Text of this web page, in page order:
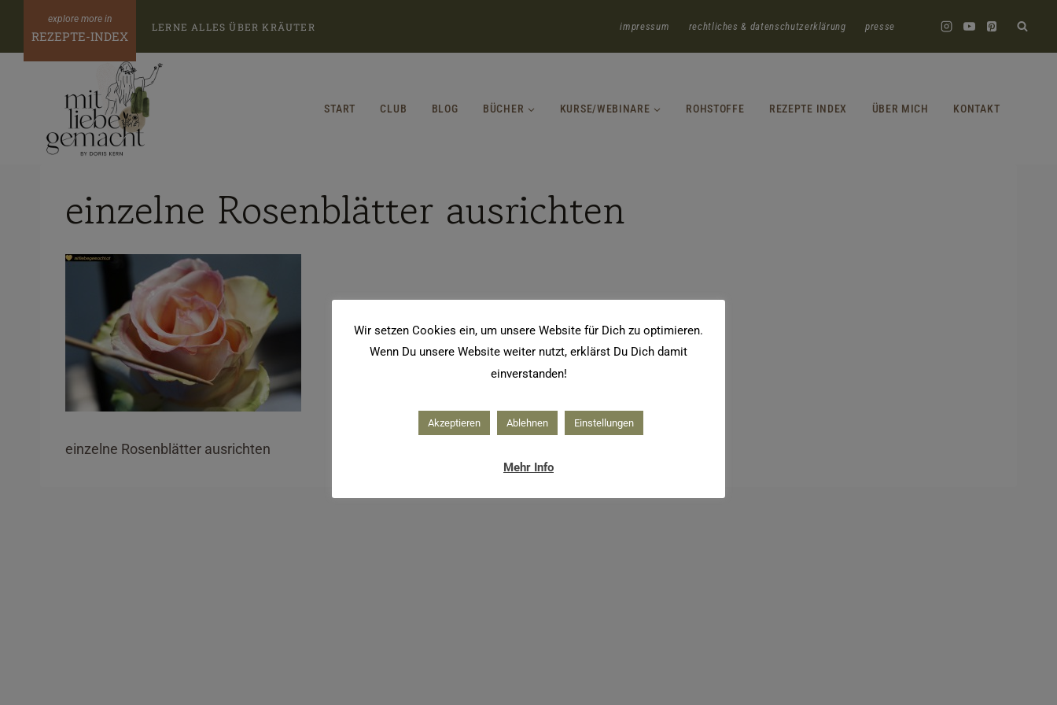
Inhalt
springen
REZEPTE-INDEX
LERNE ALLES ÜBER KRÄUTER impressum rechtliches & datenschutzerklärung presse
START CLUB BLOG BÜCHER KURSE/WEBINARE ROHSTOFFE REZEPTE INDEX ÜBER MICH KONTAKT
einzelne Rosenblätter ausrichten
einzelne Rosenblätter ausrichten
Wir setzen Cookies ein, um unsere Website für Dich zu optimieren.
Wenn Du unsere Website weiter nutzt, erklärst Du Dich damit
einverstanden!
Akzeptieren Ablehnen Einstellungen
Mehr Info